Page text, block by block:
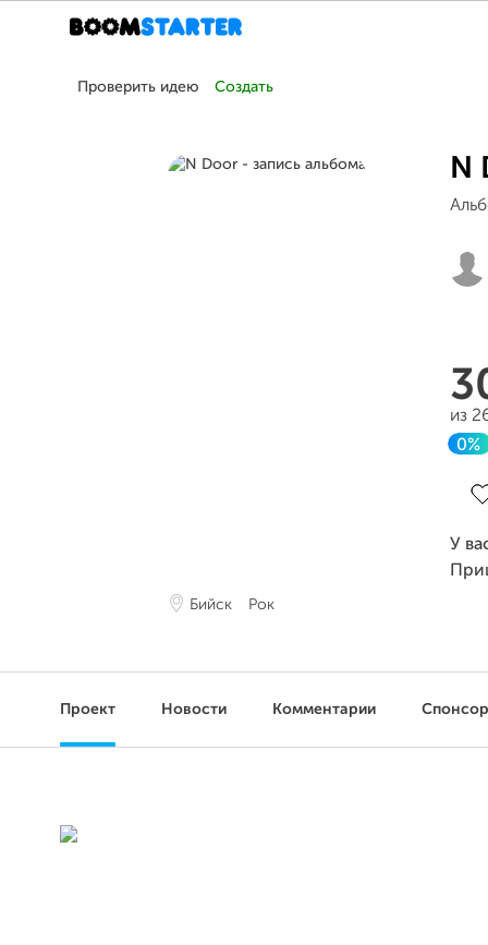
Проверить идею Создать
Бийск Рок
N
из
0%
У
Проект Новости Комментарии